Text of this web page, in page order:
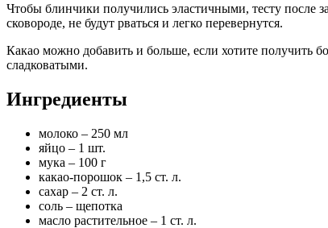
Чтобы блинчики получились эластичными, тесту после
сковороде, не будут рваться и легко перевернутся.
Какао можно добавить и больше, если хотите получить
сладковатыми.
Ингредиенты
молоко – 250 мл
яйцо – 1 шт.
мука – 100 г
какао-порошок – 1,5 ст. л.
сахар – 2 ст. л.
соль – щепотка
масло растительное – 1 ст. л.